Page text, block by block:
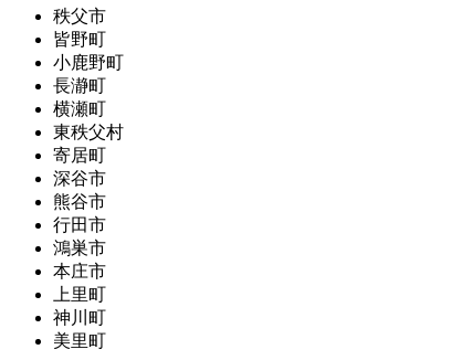
秩父市
皆野町
小鹿野町
長瀞町
横瀬町
東秩父村
寄居町
深谷市
熊谷市
行田市
鴻巣市
本庄市
上里町
神川町
美里町